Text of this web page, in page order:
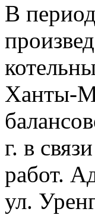
В
Ханты-
г. в
работ.
ул.